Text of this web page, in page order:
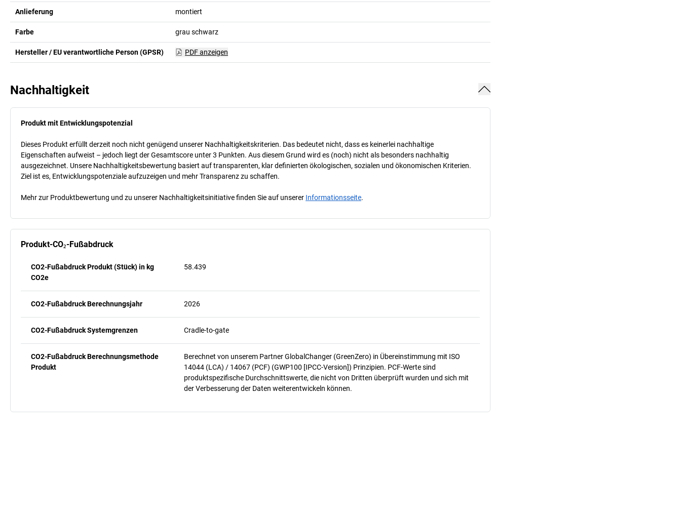
Anlieferung montiert
Farbe grau schwarz
Hersteller / EU verantwortliche Person (GPSR) PDF anzeigen
Nachhaltigkeit
Produkt mit Entwicklungspotenzial
Dieses Produkt erfüllt derzeit noch nicht genügend unserer Nachhaltigkeitskriterien. Das bedeutet nicht, dass es keinerlei nachhaltige
Eigenschaften aufweist – jedoch liegt der Gesamtscore unter 3 Punkten. Aus diesem Grund wird es (noch) nicht als besonders nachhaltig
ausgezeichnet. Unsere Nachhaltigkeitsbewertung basiert auf transparenten, klar definierten ökologischen, sozialen und ökonomischen Kriterien.
Ziel ist es, Entwicklungspotenziale aufzuzeigen und mehr Transparenz zu schaffen.
Mehr zur Produktbewertung und zu unserer Nachhaltigkeitsinitiative finden Sie auf unserer Informationsseite.
Produkt-CO₂-Fußabdruck
CO2-Fußabdruck Produkt (Stück) in kg
CO2e
58.439
CO2-Fußabdruck Berechnungsjahr 2026
CO2-Fußabdruck Systemgrenzen Cradle-to-gate
CO2-Fußabdruck Berechnungsmethode
Produkt
Berechnet von unserem Partner GlobalChanger (GreenZero) in Übereinstimmung mit ISO
14044 (LCA) / 14067 (PCF) (GWP100 [IPCC-Version]) Prinzipien. PCF-Werte sind
produktspezifische Durchschnittswerte, die nicht von Dritten überprüft wurden und sich mit
der Verbesserung der Daten weiterentwickeln können.